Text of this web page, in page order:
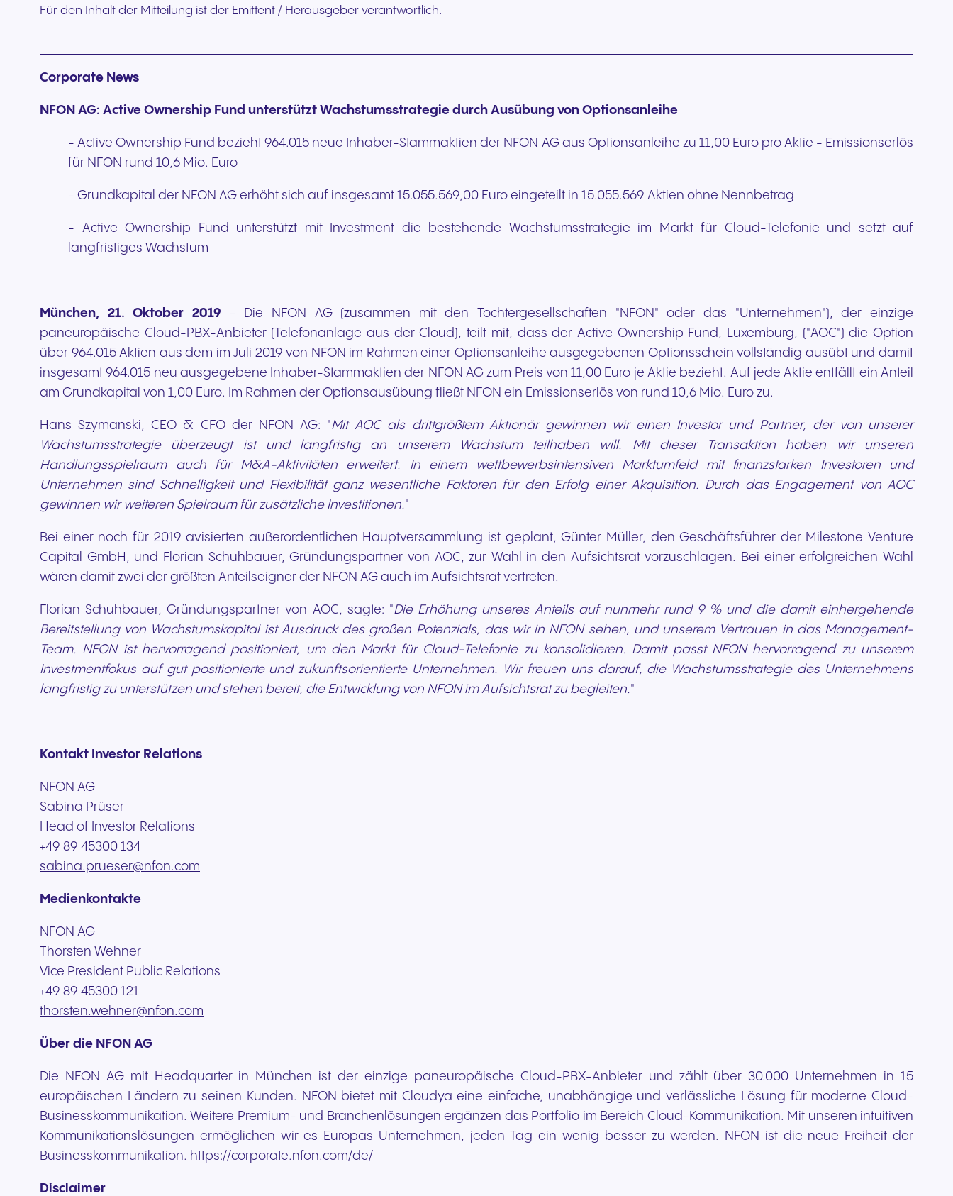
Für den Inhalt der Mitteilung ist der Emittent / Herausgeber verantwortlich.
Corporate News
NFON AG: Active Ownership Fund unterstützt Wachstumsstrategie durch Ausübung von Optionsanleihe
- Active Ownership Fund bezieht 964.015 neue Inhaber-Stammaktien der NFON AG aus Optionsanleihe zu 11,00 Euro pro Aktie - Emissionserlös
für NFON rund 10,6 Mio. Euro
- Grundkapital der NFON AG erhöht sich auf insgesamt 15.055.569,00 Euro eingeteilt in 15.055.569 Aktien ohne Nennbetrag
- Active Ownership Fund unterstützt mit Investment die bestehende Wachstumsstrategie im Markt für Cloud-Telefonie und setzt auf
langfristiges Wachstum
München, 21. Oktober 2019 - Die NFON AG (zusammen mit den Tochtergesellschaften "NFON" oder das "Unternehmen"), der einzige
paneuropäische Cloud-PBX-Anbieter (Telefonanlage aus der Cloud), teilt mit, dass der Active Ownership Fund, Luxemburg, ("AOC") die Option
über 964.015 Aktien aus dem im Juli 2019 von NFON im Rahmen einer Optionsanleihe ausgegebenen Optionsschein vollständig ausübt und damit
insgesamt 964.015 neu ausgegebene Inhaber-Stammaktien der NFON AG zum Preis von 11,00 Euro je Aktie bezieht. Auf jede Aktie entfällt ein Anteil
am Grundkapital von 1,00 Euro. Im Rahmen der Optionsausübung fließt NFON ein Emissionserlös von rund 10,6 Mio. Euro zu.
Hans Szymanski, CEO & CFO der NFON AG: "Mit AOC als drittgrößtem Aktionär gewinnen wir einen Investor und Partner, der von unserer
Wachstumsstrategie überzeugt ist und langfristig an unserem Wachstum teilhaben will. Mit dieser Transaktion haben wir unseren
Handlungsspielraum auch für M&A-Aktivitäten erweitert. In einem wettbewerbsintensiven Marktumfeld mit finanzstarken Investoren und
Unternehmen sind Schnelligkeit und Flexibilität ganz wesentliche Faktoren für den Erfolg einer Akquisition. Durch das Engagement von AOC
gewinnen wir weiteren Spielraum für zusätzliche Investitionen."
Bei einer noch für 2019 avisierten außerordentlichen Hauptversammlung ist geplant, Günter Müller, den Geschäftsführer der Milestone Venture
Capital GmbH, und Florian Schuhbauer, Gründungspartner von AOC, zur Wahl in den Aufsichtsrat vorzuschlagen. Bei einer erfolgreichen Wahl
wären damit zwei der größten Anteilseigner der NFON AG auch im Aufsichtsrat vertreten.
Florian Schuhbauer, Gründungspartner von AOC, sagte: "Die Erhöhung unseres Anteils auf nunmehr rund 9 % und die damit einhergehende
Bereitstellung von Wachstumskapital ist Ausdruck des großen Potenzials, das wir in NFON sehen, und unserem Vertrauen in das Management-
Team. NFON ist hervorragend positioniert, um den Markt für Cloud-Telefonie zu konsolidieren. Damit passt NFON hervorragend zu unserem
Investmentfokus auf gut positionierte und zukunftsorientierte Unternehmen. Wir freuen uns darauf, die Wachstumsstrategie des Unternehmens
langfristig zu unterstützen und stehen bereit, die Entwicklung von NFON im Aufsichtsrat zu begleiten."
Kontakt Investor Relations
NFON AG
Sabina Prüser
Head of Investor Relations
+49 89 45300 134
sabina.prueser@nfon.com
Medienkontakte
NFON AG
Thorsten Wehner
Vice President Public Relations
+49 89 45300 121
thorsten.wehner@nfon.com
Über die NFON AG
Die NFON AG mit Headquarter in München ist der einzige paneuropäische Cloud-PBX-Anbieter und zählt über 30.000 Unternehmen in 15
europäischen Ländern zu seinen Kunden. NFON bietet mit Cloudya eine einfache, unabhängige und verlässliche Lösung für moderne Cloud-
Businesskommunikation. Weitere Premium- und Branchenlösungen ergänzen das Portfolio im Bereich Cloud-Kommunikation. Mit unseren intuitiven
Kommunikationslösungen ermöglichen wir es Europas Unternehmen, jeden Tag ein wenig besser zu werden. NFON ist die neue Freiheit der
Businesskommunikation. https://corporate.nfon.com/de/
Disclaimer